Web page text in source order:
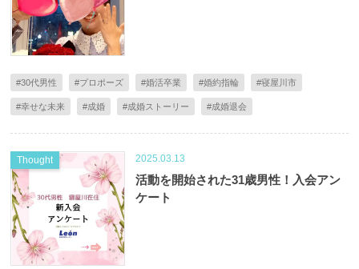
#30代男性 #プロポーズ #婚活卒業 #婚約指輪 #寝屋川市
#幸せな未来 #成婚 #成婚ストーリー #成婚退会
2025.03.13
Thought
活動を開始された31歳男性！入会アン
ケート